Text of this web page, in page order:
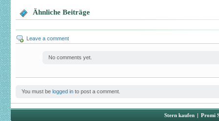
Ähnliche Beiträge
Leave a comment
No comments yet.
You must be logged in to post a comment.
Stern kaufen | Promi